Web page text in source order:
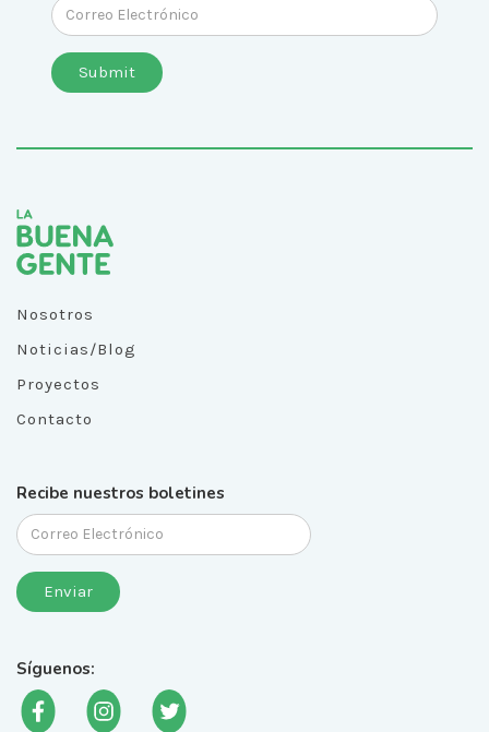
Nosotros
Noticias/Blog
Proyectos
Contacto
Recibe nuestros boletines
Síguenos: